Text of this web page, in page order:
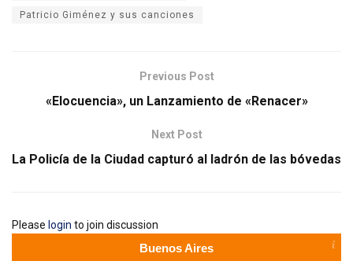
Patricio Giménez y sus canciones
Previous Post
«Elocuencia», un Lanzamiento de «Renacer»
Next Post
La Policía de la Ciudad capturó al ladrón de las bóvedas
Please login to join discussion
Buenos Aires